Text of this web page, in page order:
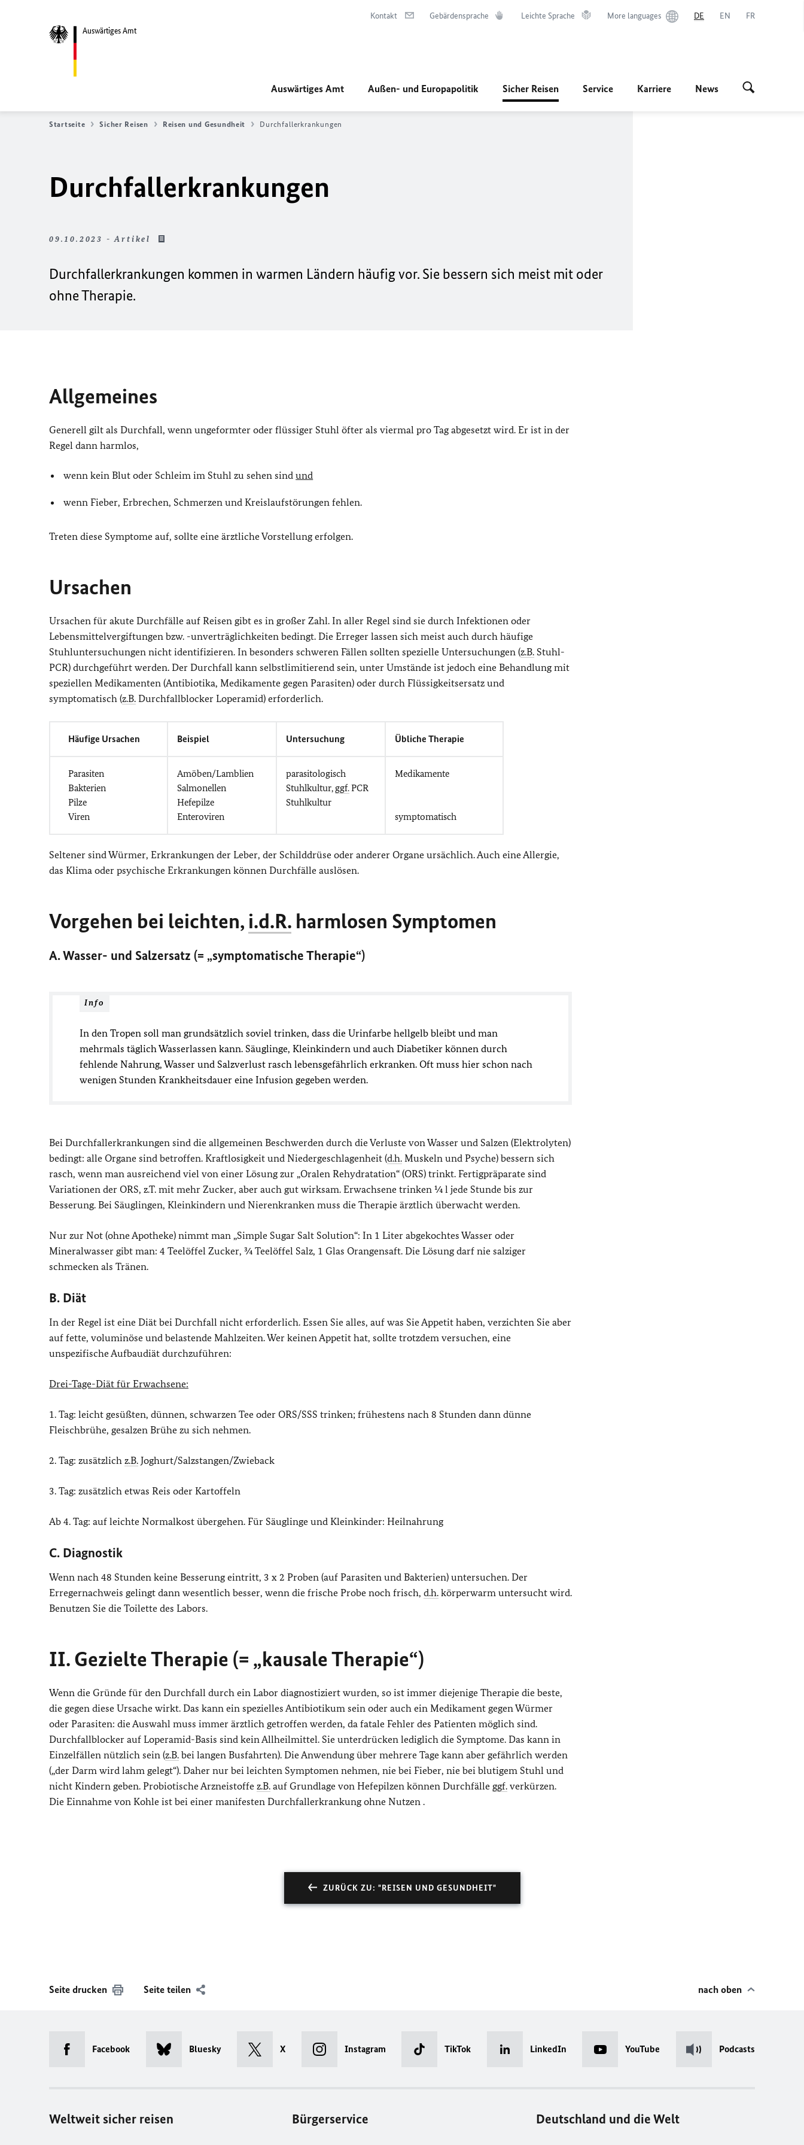
Auswärtiges Amt
Kontakt Gebärdensprache Leichte Sprache More languages DE EN FR
Auswärtiges Amt Außen- und Europapolitik Sicher Reisen Service Karriere News
Startseite Sicher Reisen Reisen und Gesundheit Durchfallerkrankungen
Durchfallerkrankungen
09.10.2023 - Artikel
Durchfallerkrankungen kommen in warmen Ländern häufig vor. Sie bessern sich meist mit oder
ohne Therapie.
Allgemeines
Generell gilt als Durchfall, wenn ungeformter oder flüssiger Stuhl öfter als viermal pro Tag abgesetzt wird. Er ist in der
Regel dann harmlos,
wenn kein Blut oder Schleim im Stuhl zu sehen sindund
wenn Fieber, Erbrechen, Schmerzen und Kreislaufstörungen fehlen.
Treten diese Symptome auf, sollte eine ärztliche Vorstellung erfolgen.
Ursachen
Ursachen für akute Durchfälle auf Reisen gibt es in großer Zahl. In aller Regel sind sie durch Infektionen oder
Lebensmittelvergiftungen bzw. -unverträglichkeiten bedingt. Die Erreger lassen sich meist auch durch häufige
Stuhluntersuchungen nicht identifizieren. In besonders schweren Fällen sollten spezielle Untersuchungen (z.B. Stuhl-
PCR) durchgeführt werden. Der Durchfall kann selbstlimitierend sein, unter Umstände ist jedoch eine Behandlung mit
speziellen Medikamenten (Antibiotika, Medikamente gegen Parasiten) oder durch Flüssigkeitsersatz und
symptomatisch (z.B. Durchfallblocker Loperamid) erforderlich.
Häufige Ursachen Beispiel Untersuchung Übliche Therapie
Parasiten
Bakterien
Pilze
Viren
Amöben/Lamblien
Salmonellen
Hefepilze
Enteroviren
parasitologisch
Stuhlkultur, ggf.PCR
Stuhlkultur
Medikamente
symptomatisch
Seltener sind Würmer, Erkrankungen der Leber, der Schilddrüse oder anderer Organe ursächlich. Auch eine Allergie,
das Klima oder psychische Erkrankungen können Durchfälle auslösen.
Vorgehen bei leichten, i.d.R. harmlosen Symptomen
A. Wasser- und Salzersatz (= „symptomatische Therapie“)
Info
In den Tropen soll man grundsätzlich soviel trinken, dass die Urinfarbe hellgelb bleibt und man
mehrmals täglich Wasserlassen kann. Säuglinge, Kleinkindern und auch Diabetiker können durch
fehlende Nahrung, Wasser und Salzverlust rasch lebensgefährlich erkranken. Oft muss hier schon nach
wenigen Stunden Krankheitsdauer eine Infusion gegeben werden.
Bei Durchfallerkrankungen sind die allgemeinen Beschwerden durch die Verluste von Wasser und Salzen (Elektrolyten)
bedingt: alle Organe sind betroffen. Kraftlosigkeit und Niedergeschlagenheit (d.h. Muskeln und Psyche) bessern sich
rasch, wenn man ausreichend viel von einer Lösung zur „Oralen Rehydratation“ (ORS) trinkt. Fertigpräparate sind
Variationen der ORS, z.T. mit mehr Zucker, aber auch gut wirksam. Erwachsene trinken ¼ l jede Stunde bis zur
Besserung. Bei Säuglingen, Kleinkindern und Nierenkranken muss die Therapie ärztlich überwacht werden.
Nur zur Not (ohne Apotheke) nimmt man „Simple Sugar Salt Solution“: In 1 Liter abgekochtes Wasser oder
Mineralwasser gibt man: 4 Teelöffel Zucker, ¾ Teelöffel Salz, 1 Glas Orangensaft. Die Lösung darf nie salziger
schmecken als Tränen.
B. Diät
In der Regel ist eine Diät bei Durchfall nicht erforderlich. Essen Sie alles, auf was Sie Appetit haben, verzichten Sie aber
auf fette, voluminöse und belastende Mahlzeiten. Wer keinen Appetit hat, sollte trotzdem versuchen, eine
unspezifische Aufbaudiät durchzuführen:
Drei-Tage-Diät für Erwachsene:
1. Tag: leicht gesüßten, dünnen, schwarzen Tee oder ORS/SSS trinken; frühestens nach 8 Stunden dann dünne
Fleischbrühe, gesalzen Brühe zu sich nehmen.
2. Tag: zusätzlich z.B. Joghurt/Salzstangen/Zwieback
3. Tag: zusätzlich etwas Reis oder Kartoffeln
Ab 4. Tag: auf leichte Normalkost übergehen. Für Säuglinge und Kleinkinder: Heilnahrung
C. Diagnostik
Wenn nach 48 Stunden keine Besserung eintritt, 3 x 2 Proben (auf Parasiten und Bakterien) untersuchen. Der
Erregernachweis gelingt dann wesentlich besser, wenn die frische Probe noch frisch, d.h. körperwarm untersucht wird.
Benutzen Sie die Toilette des Labors.
II. Gezielte Therapie (= „kausale Therapie“)
Wenn die Gründe für den Durchfall durch ein Labor diagnostiziert wurden, so ist immer diejenige Therapie die beste,
die gegen diese Ursache wirkt. Das kann ein spezielles Antibiotikum sein oder auch ein Medikament gegen Würmer
oder Parasiten: die Auswahl muss immer ärztlich getroffen werden, da fatale Fehler des Patienten möglich sind.
Durchfallblocker auf Loperamid-Basis sind kein Allheilmittel. Sie unterdrücken lediglich die Symptome. Das kann in
Einzelfällen nützlich sein (z.B. bei langen Busfahrten). Die Anwendung über mehrere Tage kann aber gefährlich werden
(„der Darm wird lahm gelegt“). Daher nur bei leichten Symptomen nehmen, nie bei Fieber, nie bei blutigem Stuhl und
nicht Kindern geben. Probiotische Arzneistoffe z.B. auf Grundlage von Hefepilzen können Durchfälle ggf. verkürzen.
Die Einnahme von Kohle ist bei einer manifesten Durchfallerkrankung ohne Nutzen .
ZURÜCK ZU: "REISEN UND GESUNDHEIT"
Seite drucken Seite teilen nach oben
Facebook Bluesky X Instagram TikTok LinkedIn YouTube Podcasts
Weltweit sicher reisen Bürgerservice Deutschland und die Welt